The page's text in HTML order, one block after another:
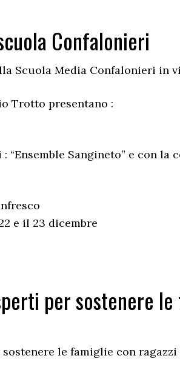
Confalonieri
Scuola Media Confalonieri in
Trotto presentano :
“Ensemble Sangineto” e con
e il 23 dicembre
per sostenere
le famiglie con